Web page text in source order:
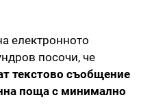
електронното
посочи, че
текстово съобщение
поща с минимално